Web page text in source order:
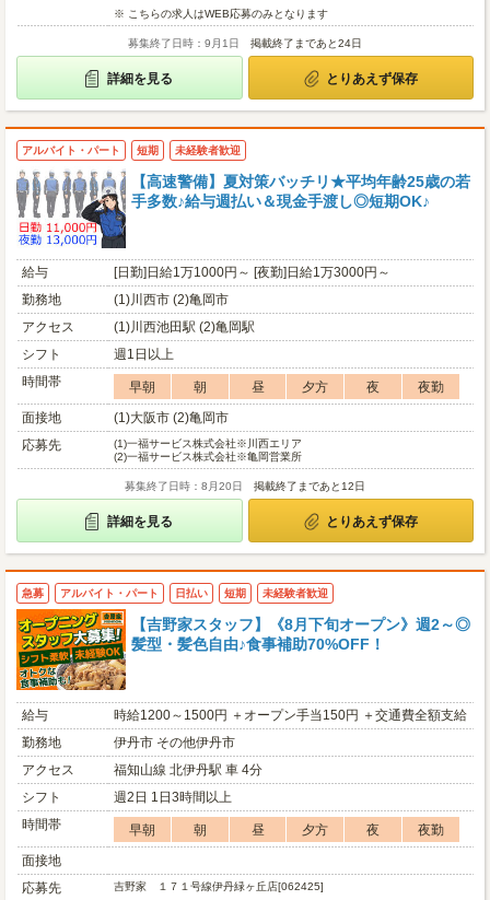
※ こちらの求人はWEB応募のみとなります
募集終了日時：9月1日 掲載終了まであと24日
詳細を見る とりあえず保存
アルバイト・パート 短期 未経験者歓迎
【高速警備】夏対策バッチリ★平均年齢25歳の若
手多数♪給与週払い＆現金手渡し◎短期OK♪
給与
[日勤]日給1万1000円～ [夜勤]日給1万3000円～
勤務地
(1)川西市 (2)亀岡市
アクセス
(1)川西池田駅 (2)亀岡駅
シフト
週1日以上
時間帯
早朝 朝 昼 夕方 夜
夜勤
面接地
(1)大阪市 (2)亀岡市
応募先
(1)一福サービス株式会社※川西エリア
(2)一福サービス株式会社※亀岡営業所
募集終了日時：8月20日 掲載終了まであと12日
詳細を見る とりあえず保存
急募 アルバイト・パート 日払い 短期 未経験者歓迎
【吉野家スタッフ】《8月下旬オープン》週2～◎
髪型・髪色自由♪食事補助70%OFF！
給与
時給1200～1500円 ＋オープン手当150円 ＋交通費全額支給
勤務地
伊丹市 その他伊丹市
アクセス
福知山線 北伊丹駅 車 4分
シフト
週2日 1日3時間以上
時間帯
早朝 朝 昼 夕方 夜
夜勤
面接地
応募先
吉野家 １７１号線伊丹緑ヶ丘店[062425]